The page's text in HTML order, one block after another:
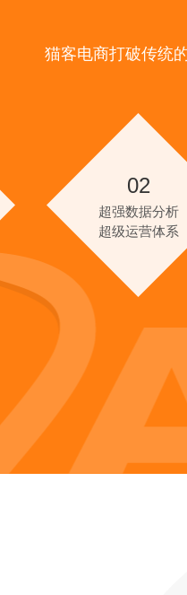
猫客电商打破传统
02
超强数据分析
超级运营体系